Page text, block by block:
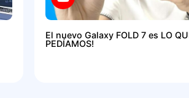
El nuevo Galaxy FOLD 7 es LO
PEDÍAMOS!